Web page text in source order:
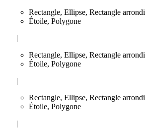
Rectangle, Ellipse, Rectangle arrondi
Étoile, Polygone
|
Rectangle, Ellipse, Rectangle arrondi
Étoile, Polygone
|
Rectangle, Ellipse, Rectangle arrondi
Étoile, Polygone
|